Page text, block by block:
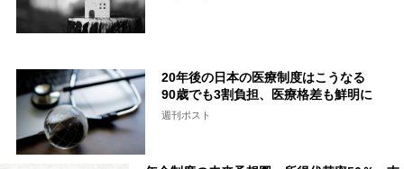
20年後の日本の医療制度はこうなる
90歳でも3割負担、医療格差も鮮明に
週刊ポスト